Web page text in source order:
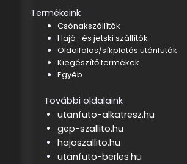
Termékeink
Csónakszállítók
Hajó- és jetski szállítók
Oldalfalas/síkplatós utánfutók
Kiegészítő termékek
Egyéb
További oldalaink
utanfuto-alkatresz.hu
gep-szallito.hu
hajoszallito.hu
utanfuto-berles.hu